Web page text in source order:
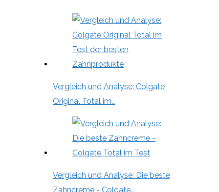
Vergleich und Analyse: Colgate
Original Total im…
Vergleich und Analyse: Die beste
Zahncreme - Colgate…